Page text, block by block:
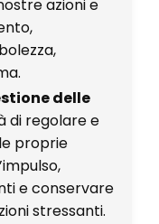
azioni e
delle
di regolare e
proprie
e conservare
stressanti.